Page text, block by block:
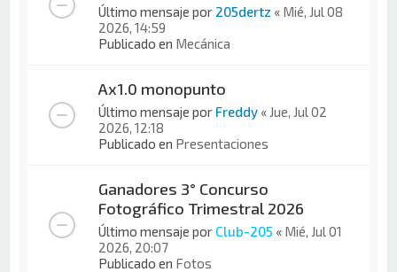
Último mensaje por 205dertz « Mié, Jul 08
2026, 14:59
Publicado en Mecánica
Ax1.0 monopunto
Último mensaje por Freddy « Jue, Jul 02
2026, 12:18
Publicado en Presentaciones
Ganadores 3° Concurso
Fotográfico Trimestral 2026
Último mensaje por Club-205 « Mié, Jul 01
2026, 20:07
Publicado en Fotos